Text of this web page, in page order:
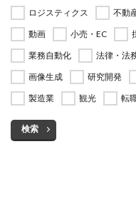
ロジスティクス 不動
動画
小売・EC
業務自動化
法律・法
画像生成
研究開発
製造業
観光 転
検索